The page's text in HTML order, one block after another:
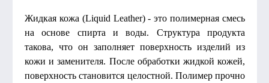
Жидкая кожа (Liquid Leather) - это полимерная смесь
на основе спирта и воды. Структура продукта
такова, что он заполняет поверхность изделий из
кожи и заменителя. После обработки жидкой кожей,
поверхность становится целостной. Полимер прочно